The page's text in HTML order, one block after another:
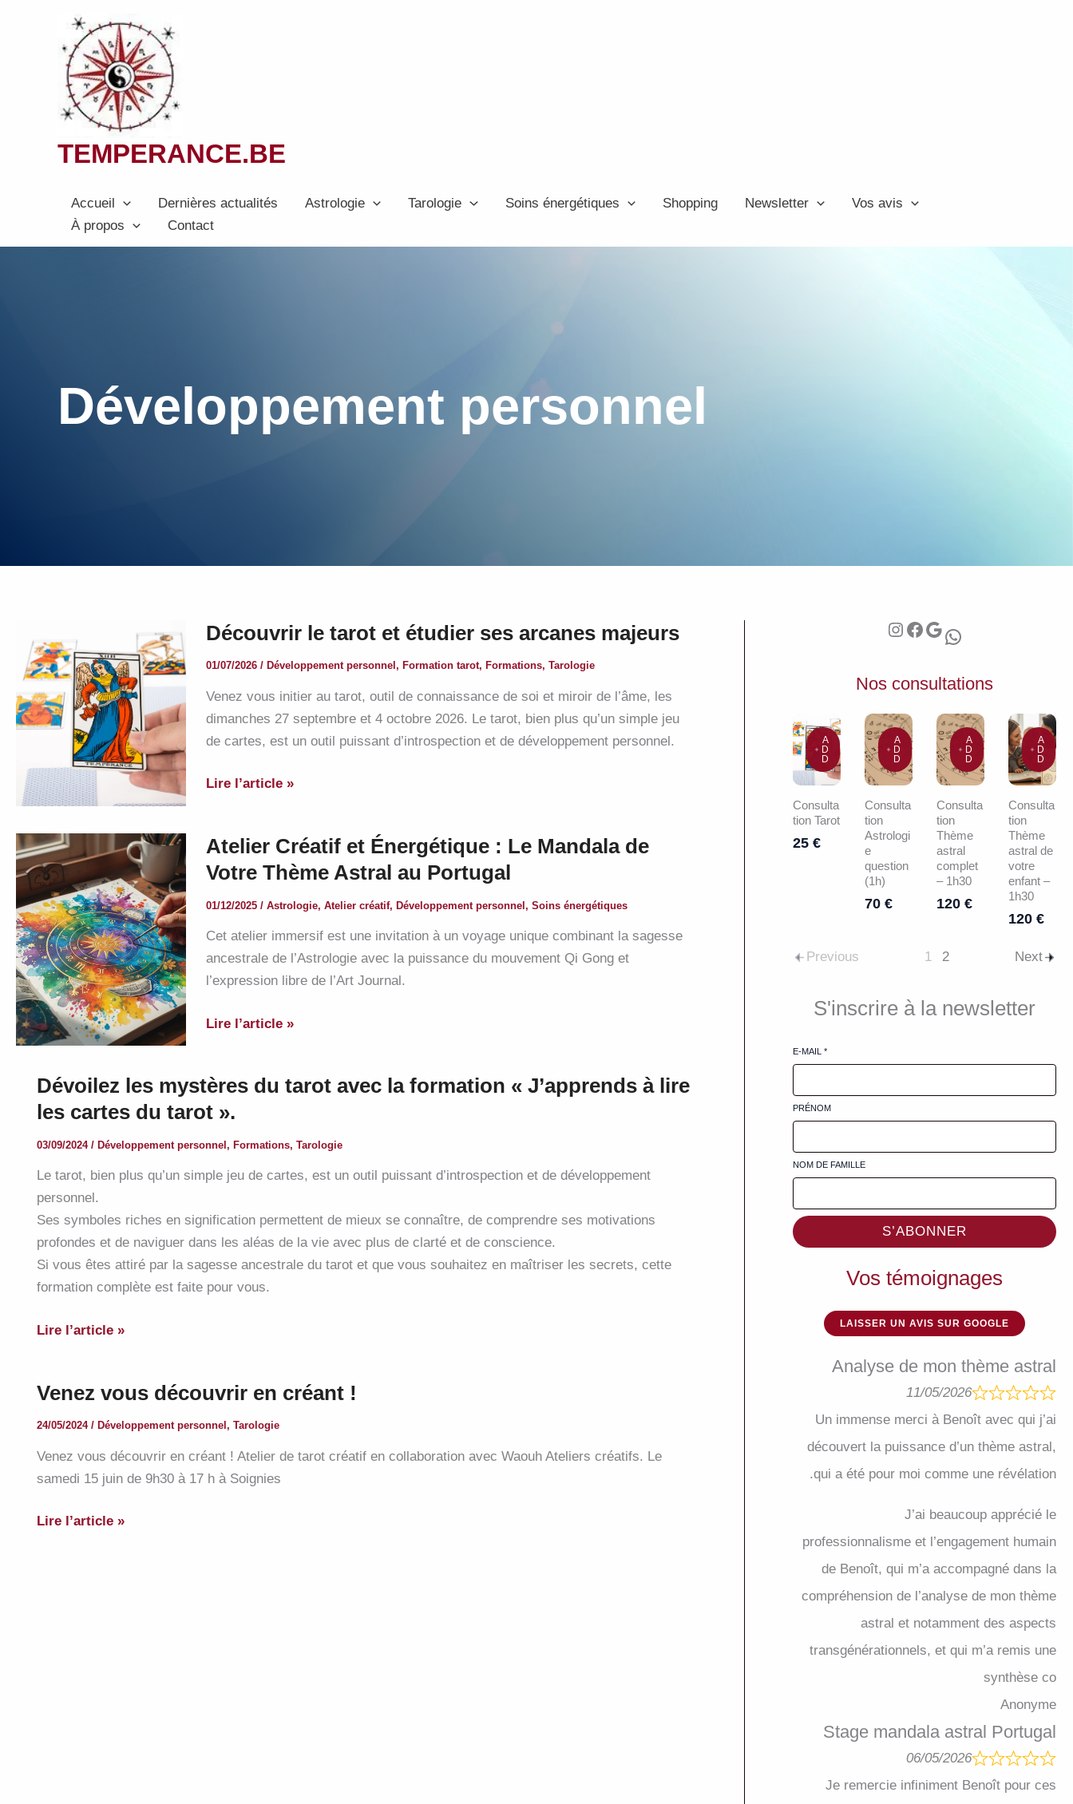
TEMPERANCE.BE
Accueil Dernières actualités Astrologie Tarologie Soins énergétiques Shopping Newsletter
Vos avis
À propos
Contact
Développement personnel
Découvrir le tarot et étudier ses arcanes majeurs
01/07/2026/ Développement personnel , Formation tarot, Formations,Tarologie
Venez vous initier au tarot, outil de connaissance de soi et miroir de l’âme, les
dimanches 27 septembre et 4 octobre 2026. Le tarot, bien plus qu’un simple jeu
de cartes, est un outil puissant d’introspection et de développement personnel.
Découvrir
et
étudier
majeurs
Lire l’article »
Atelier Créatif et Énergétique : Le Mandala de
Votre Thème Astral au Portugal
01/12/2025/Astrologie,Atelier créatif,Développement personnel,Soins énergétiques
Cet atelier immersif est une invitation à un voyage unique combinant la sagesse
ancestrale de l’Astrologie avec la puissance du mouvement Qi Gong et
l’expression libre de l’Art Journal.
Atelier
Énergétique
:
de
Thème
Astral
au
Portugal
Lire l’article »
Dévoilez les mystères du tarot avec la formation « J’apprends à lire
les cartes du tarot ».
03/09/2024 / Développement personnel , Formations, Tarologie
Le tarot, bien plus qu’un simple jeu de cartes, est un outil puissant d’introspection et de développement
personnel.
Ses symboles riches en signification permettent de mieux se connaître, de comprendre ses motivations
profondes et de naviguer dans les aléas de la vie avec plus de clarté et de conscience.
Si vous êtes attiré par la sagesse ancestrale du tarot et que vous souhaitez en maîtriser les secrets, cette
formation complète est faite pour vous.
Dévoilez
du
tarot
la
formation
à
Lire l’article »
Venez vous découvrir en créant !
24/05/2024 / Développement personnel , Tarologie
Venez vous découvrir en créant ! Atelier de tarot créatif en collaboration avec Waouh Ateliers créatifs. Le
samedi 15 juin de 9h30 à 17 h à Soignies
Venez
Lire l’article »
Instagram Facebook Google WhatsApp
Nos consultations
A
D
D
Consulta
tion Tarot
25 €
A
D
D
Consulta
tion
Astrologi
e
question
(1h)
70 €
A
D
D
Consulta
tion
Thème
astral
complet
– 1h30
120 €
A
D
D
Consulta
tion
Thème
astral de
votre
enfant –
1h30
120 €
Previous 1 2 Next
S'inscrire à la newsletter
E-MAIL *
PRÉNOM
NOM DE FAMILLE
S’ABONNER
Vos témoignages
LAISSER UN AVIS SUR GOOGLE
Analyse de mon thème astral
11/05/2026
Un immense merci à Benoît avec qui j’ai
découvert la puissance d’un thème astral,
qui a été pour moi comme une révélation.
J’ai beaucoup apprécié le
professionnalisme et l’engagement humain
de Benoît, qui m’a accompagné dans la
compréhension de l’analyse de mon thème
astral et notamment des aspects
transgénérationnels, et qui m’a remis une
synthèse co
Anonyme
Stage mandala astral Portugal
06/05/2026
Je remercie infiniment Benoît pour ces